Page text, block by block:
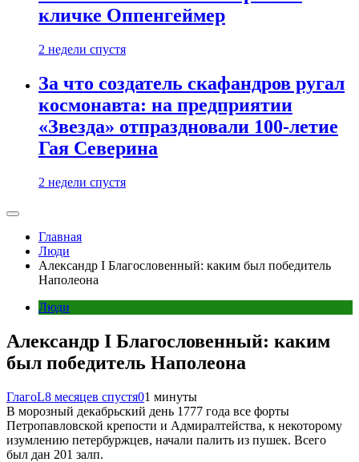
кличке Оппенгеймер
2 недели спустя
За что создатель скафандров ругал
космонавта: на предприятии
«Звезда» отпраздновали 100-летие
Гая Северина
2 недели спустя
Главная
Люди
Александр I Благословенный: каким был победитель
Наполеона
Люди
Александр I Благословенный: каким
был победитель Наполеона
ГлагоL8 месяцев спустя01 минуты
В морозный декабрьский день 1777 года все форты
Петропавловской крепости и Адмиралтейства, к некоторому
изумлению петербуржцев, начали палить из пушек. Всего
был дан 201 залп.